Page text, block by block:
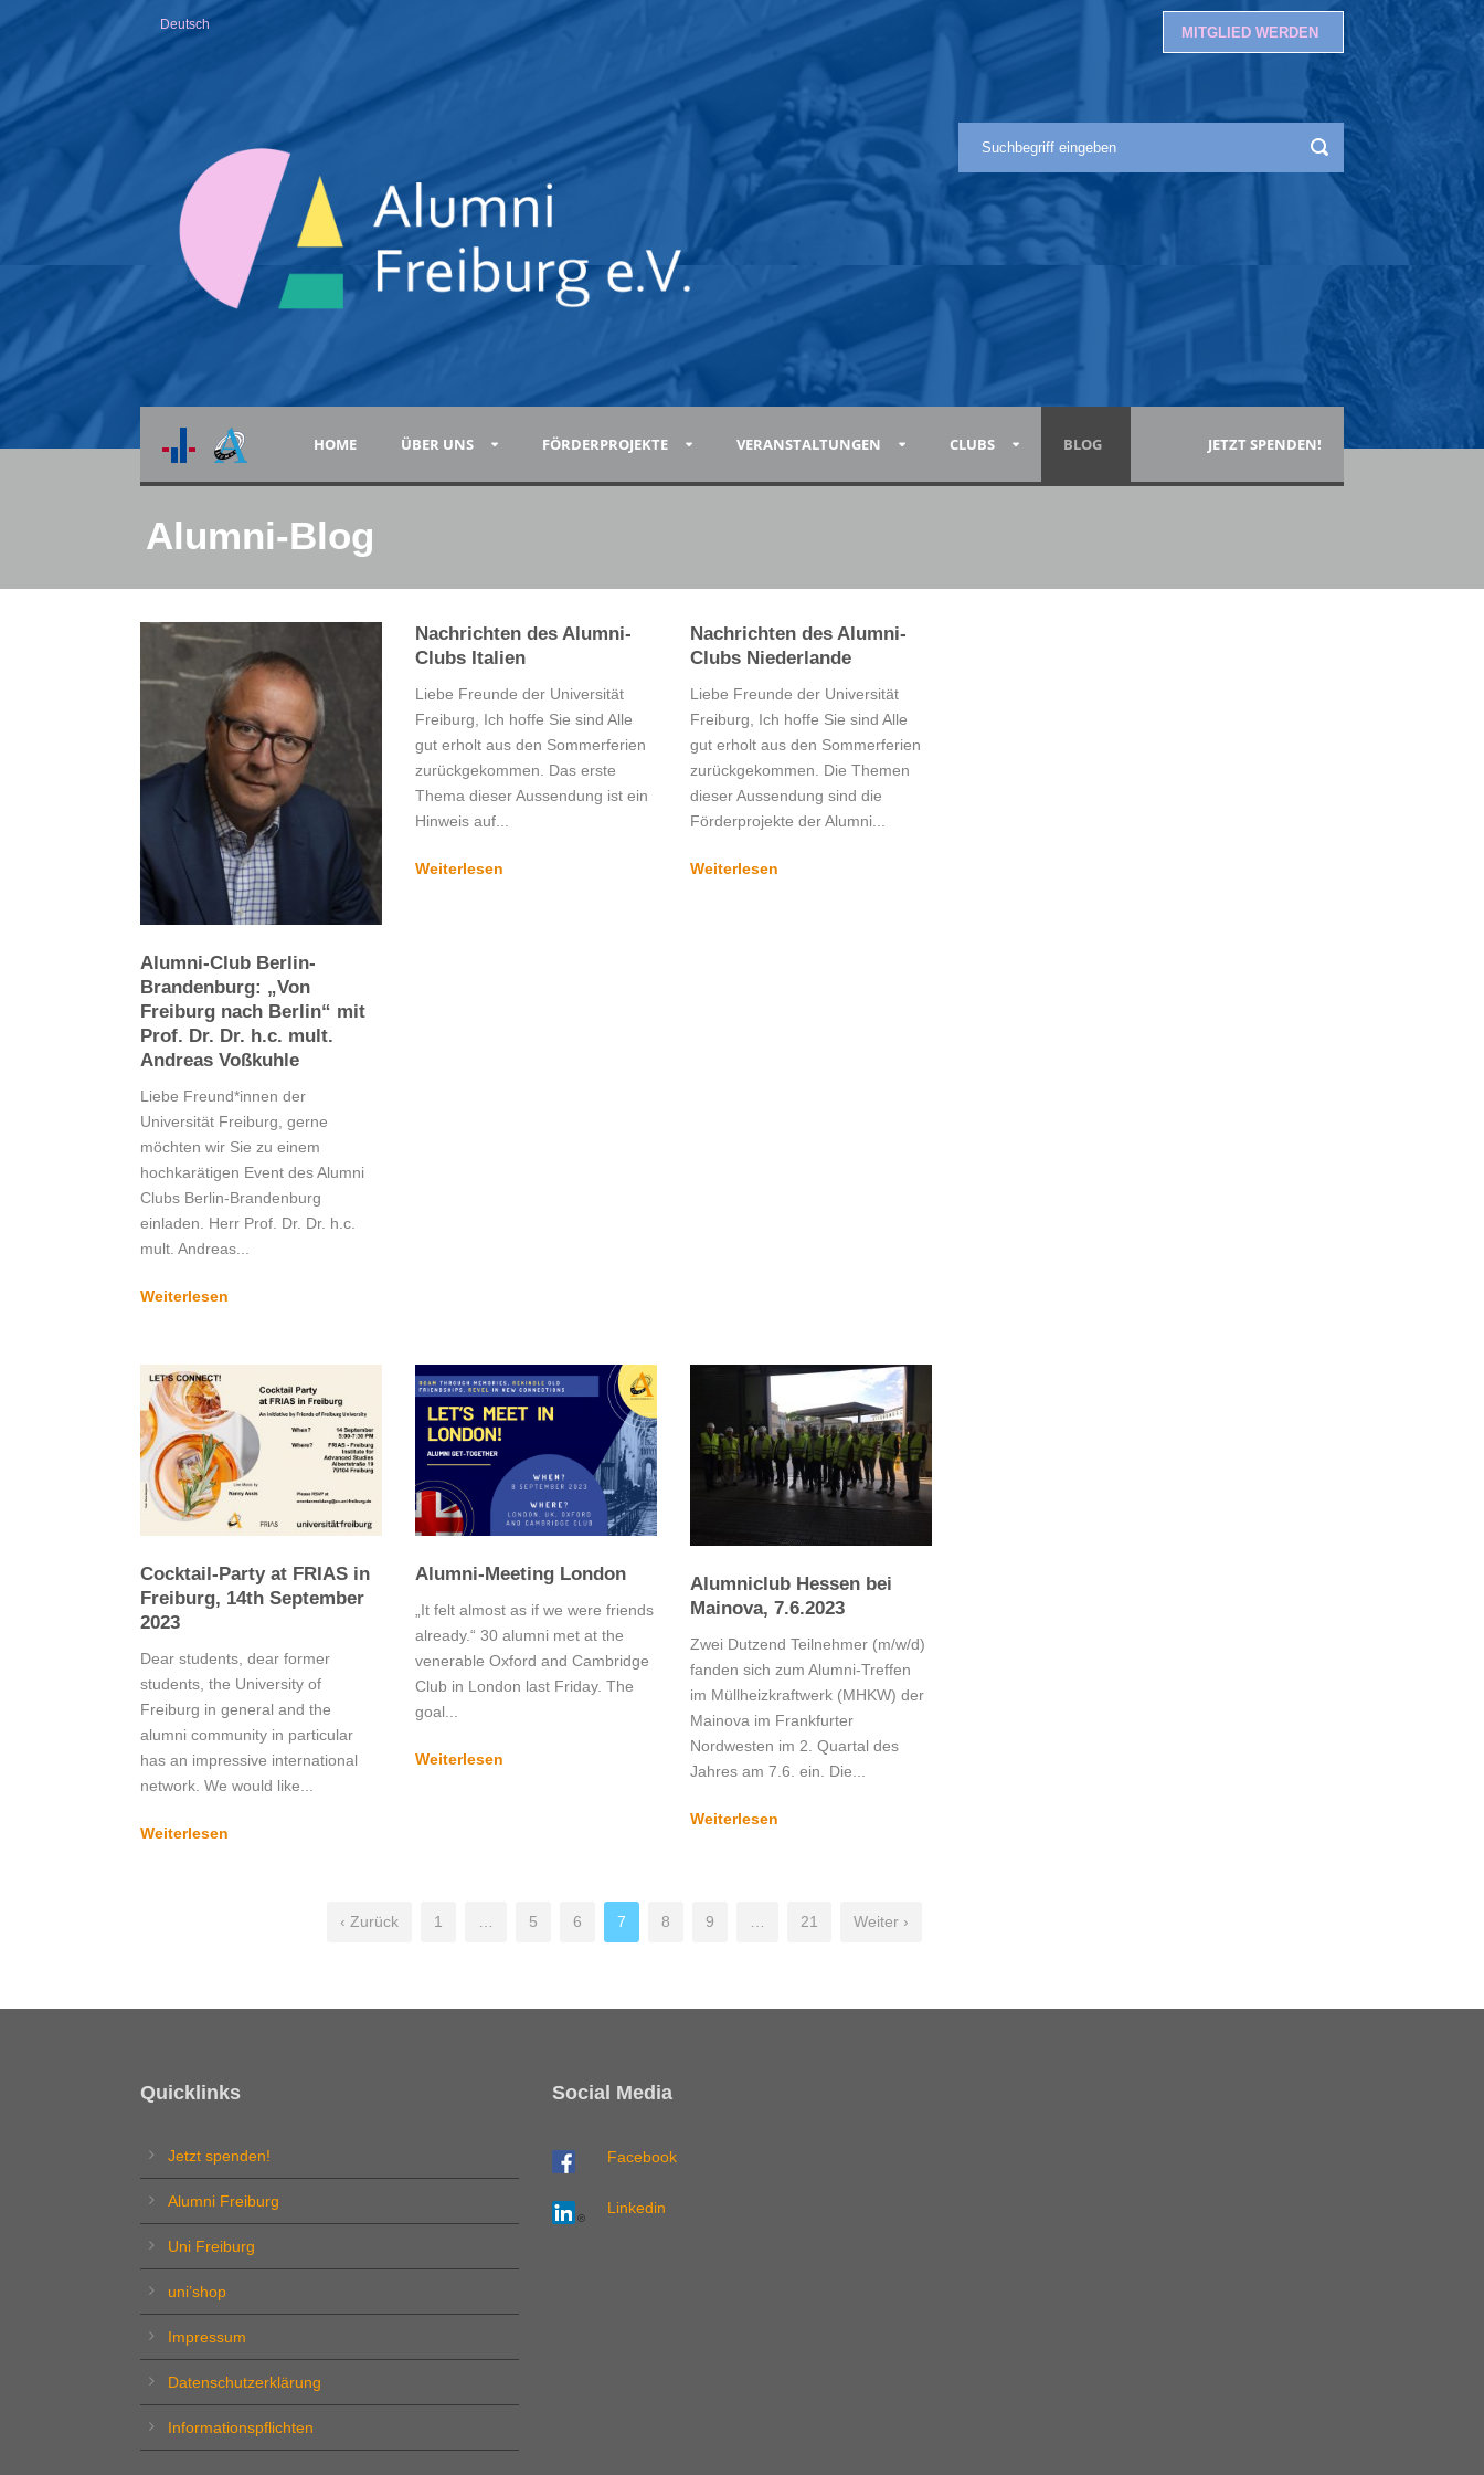
Deutsch
MITGLIED WERDEN
HOME ÜBER UNS FÖRDERPROJEKTE VERANSTALTUNGEN CLUBS BLOG JETZT SPENDEN!
Alumni-Blog
Alumni-Club Berlin-
Brandenburg: „Von
Freiburg nach Berlin“ mit
Prof. Dr. Dr. h.c. mult.
Andreas Voßkuhle
Liebe Freund*innen der
Universität Freiburg, gerne
möchten wir Sie zu einem
hochkarätigen Event des Alumni
Clubs Berlin-Brandenburg
einladen. Herr Prof. Dr. Dr. h.c.
mult. Andreas...
Weiterlesen
Nachrichten des Alumni-
Clubs Italien
Liebe Freunde der Universität
Freiburg, Ich hoffe Sie sind Alle
gut erholt aus den Sommerferien
zurückgekommen. Das erste
Thema dieser Aussendung ist ein
Hinweis auf...
Weiterlesen
Nachrichten des Alumni-
Clubs Niederlande
Liebe Freunde der Universität
Freiburg, Ich hoffe Sie sind Alle
gut erholt aus den Sommerferien
zurückgekommen. Die Themen
dieser Aussendung sind die
Förderprojekte der Alumni...
Weiterlesen
Cocktail-Party at FRIAS in
Freiburg, 14th September
2023
Dear students, dear former
students, the University of
Freiburg in general and the
alumni community in particular
has an impressive international
network. We would like...
Weiterlesen
Alumni-Meeting London
„It felt almost as if we were friends
already.“ 30 alumni met at the
venerable Oxford and Cambridge
Club in London last Friday. The
goal...
Weiterlesen
Alumniclub Hessen bei
Mainova, 7.6.2023
Zwei Dutzend Teilnehmer (m/w/d)
fanden sich zum Alumni-Treffen
im Müllheizkraftwerk (MHKW) der
Mainova im Frankfurter
Nordwesten im 2. Quartal des
Jahres am 7.6. ein. Die...
Weiterlesen
‹ Zurück 1 5 6 7 8 9 21 Weiter ›
Quicklinks
Jetzt spenden!
Alumni Freiburg
Uni Freiburg
uni’shop
Impressum
Datenschutzerklärung
Informationspflichten
Social Media
Facebook
Linkedin